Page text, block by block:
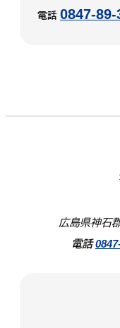
電話 0847-89-
広島県神石
電話